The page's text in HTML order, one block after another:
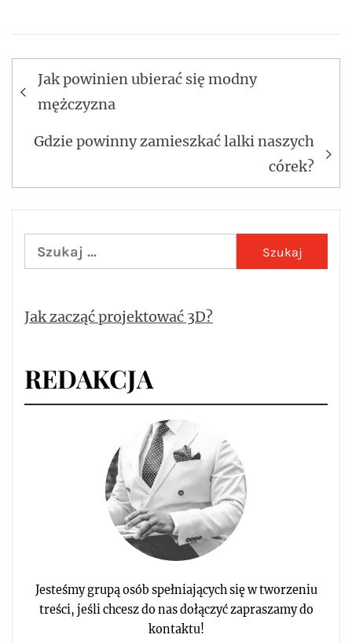
Nawigacja
wpisu
Jak powinien ubierać się modny
mężczyzna
Gdzie powinny zamieszkać lalki naszych
córek?
Szukaj:
Jak zacząć projektować 3D?
REDAKCJA
Jesteśmy grupą osób spełniających się w tworzeniu
treści, jeśli chcesz do nas dołączyć zapraszamy do
kontaktu!